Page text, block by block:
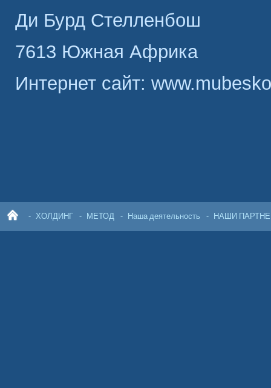
Ди Бурд Стелленбош
7613 Южная Африка
Интернет сайт:
ГЛ
АВ
ХОЛДИНГ МЕТОД Наша деятельность НАШИ